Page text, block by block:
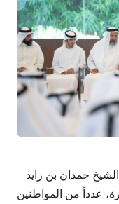
سموّ الشيخ حمدان بن زايد
عدداً من المواطنين